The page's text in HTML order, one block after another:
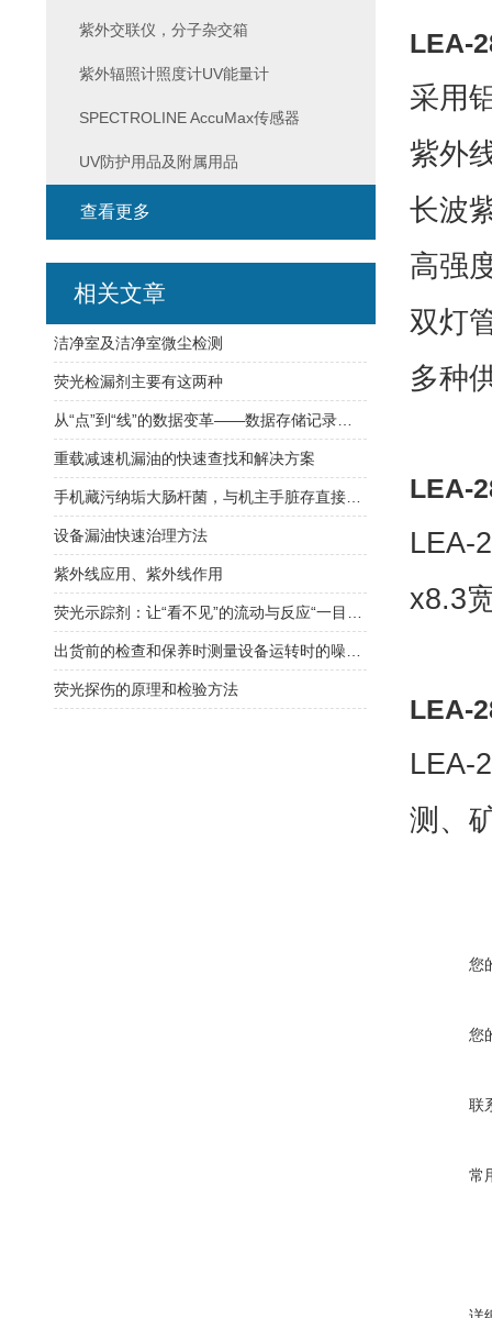
LEA-
采用
紫外
长波
高强
双灯
多种
LEA-
LEA-
x8.3
LEA-
LEA-
测、
您
您
联
常
紫外交联仪，分子杂交箱
紫外辐照计照度计UV能量计
SPECTROLINE AccuMax传感器
UV防护用品及附属用品
查看更多
相关文章
洁净室及洁净室微尘检测
荧光检漏剂主要有这两种
重载减速机漏油的快速查找和解决方案
设备漏油快速治理方法
紫外线应用、紫外线作用
荧光探伤的原理和检验方法